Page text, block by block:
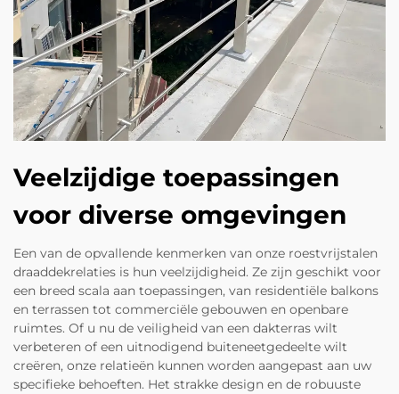
Veelzijdige toepassingen
voor diverse omgevingen
Een van de opvallende kenmerken van onze roestvrijstalen
draaddekrelaties is hun veelzijdigheid. Ze zijn geschikt voor
een breed scala aan toepassingen, van residentiële balkons
en terrassen tot commerciële gebouwen en openbare
ruimtes. Of u nu de veiligheid van een dakterras wilt
verbeteren of een uitnodigend buiteneetgedeelte wilt
creëren, onze relatieën kunnen worden aangepast aan uw
specifieke behoeften. Het strakke design en de robuuste